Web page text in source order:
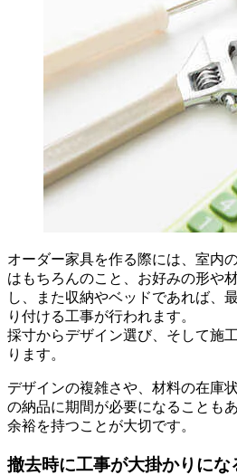
オーダー家具を作る際には、室内
はもちろんのこと、お好みの形や
し、また収納やベッドであれば、
り付ける工事が行われます。
採寸からデザイン選び、そして施
ります。
デザインの複雑さや、材料の在庫
の納品に期間が必要になることも
余裕を持つことが大切です。
撤去時に工事が大掛かりにな